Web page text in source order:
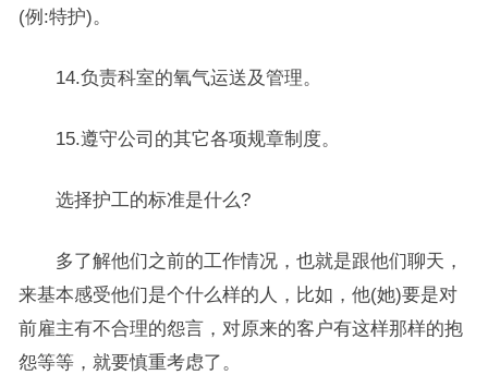
(例:特护)。
14.负责科室的氧气运送及管理。
15.遵守公司的其它各项规章制度。
选择护工的标准是什么?
多了解他们之前的工作情况，也就是跟他们聊天，
来基本感受他们是个什么样的人，比如，他(她)要是对
前雇主有不合理的怨言，对原来的客户有这样那样的抱
怨等等，就要慎重考虑了。